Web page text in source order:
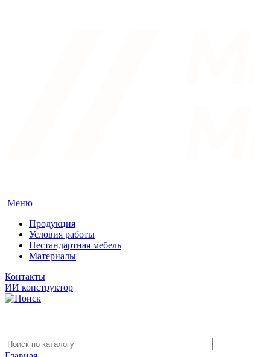
Меню
Продукция
Условия работы
Нестандартная мебель
Материалы
Контакты
ИИ конструктор